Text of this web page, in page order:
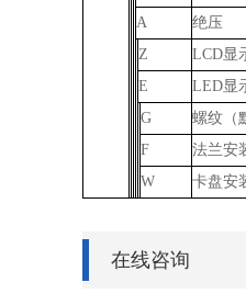
A
绝压
Z
LCD显
E
LED显
G
螺纹（
F
法兰安
W
卡盘安
在线咨询